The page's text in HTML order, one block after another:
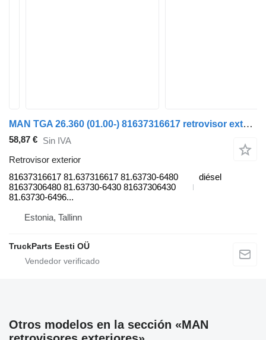
MAN TGA 26.360 (01.00-) 81637316617 retrovisor exterior para MAN 4-series, TGA (1993-2009) cabeza tractora
58,87 € Sin IVA
Retrovisor exterior
81637316617 81.637316617 81.63730-6480
81637306480 81.63730-6430 81637306430
81.63730-6496...
diésel
Estonia, Tallinn
TruckParts Eesti OÜ
Otros modelos en la sección «MAN